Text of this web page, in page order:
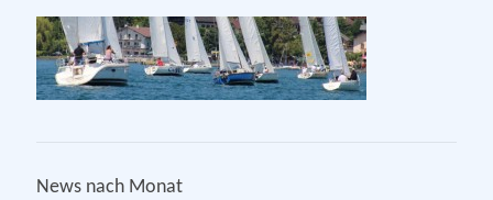
News nach Monat